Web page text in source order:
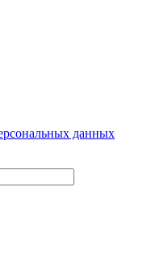
данных